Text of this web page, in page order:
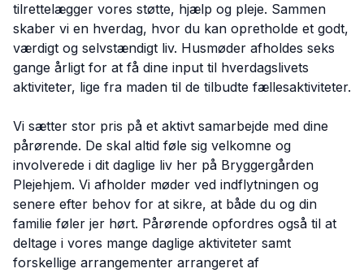
tilrettelægger vores støtte, hjælp og pleje. Sammen
skaber vi en hverdag, hvor du kan opretholde et godt,
værdigt og selvstændigt liv. Husmøder afholdes seks
gange årligt for at få dine input til hverdagslivets
aktiviteter, lige fra maden til de tilbudte fællesaktiviteter.
Vi sætter stor pris på et aktivt samarbejde med dine
pårørende. De skal altid føle sig velkomne og
involverede i dit daglige liv her på Bryggergården
Plejehjem. Vi afholder møder ved indflytningen og
senere efter behov for at sikre, at både du og din
familie føler jer hørt. Pårørende opfordres også til at
deltage i vores mange daglige aktiviteter samt
forskellige arrangementer arrangeret af